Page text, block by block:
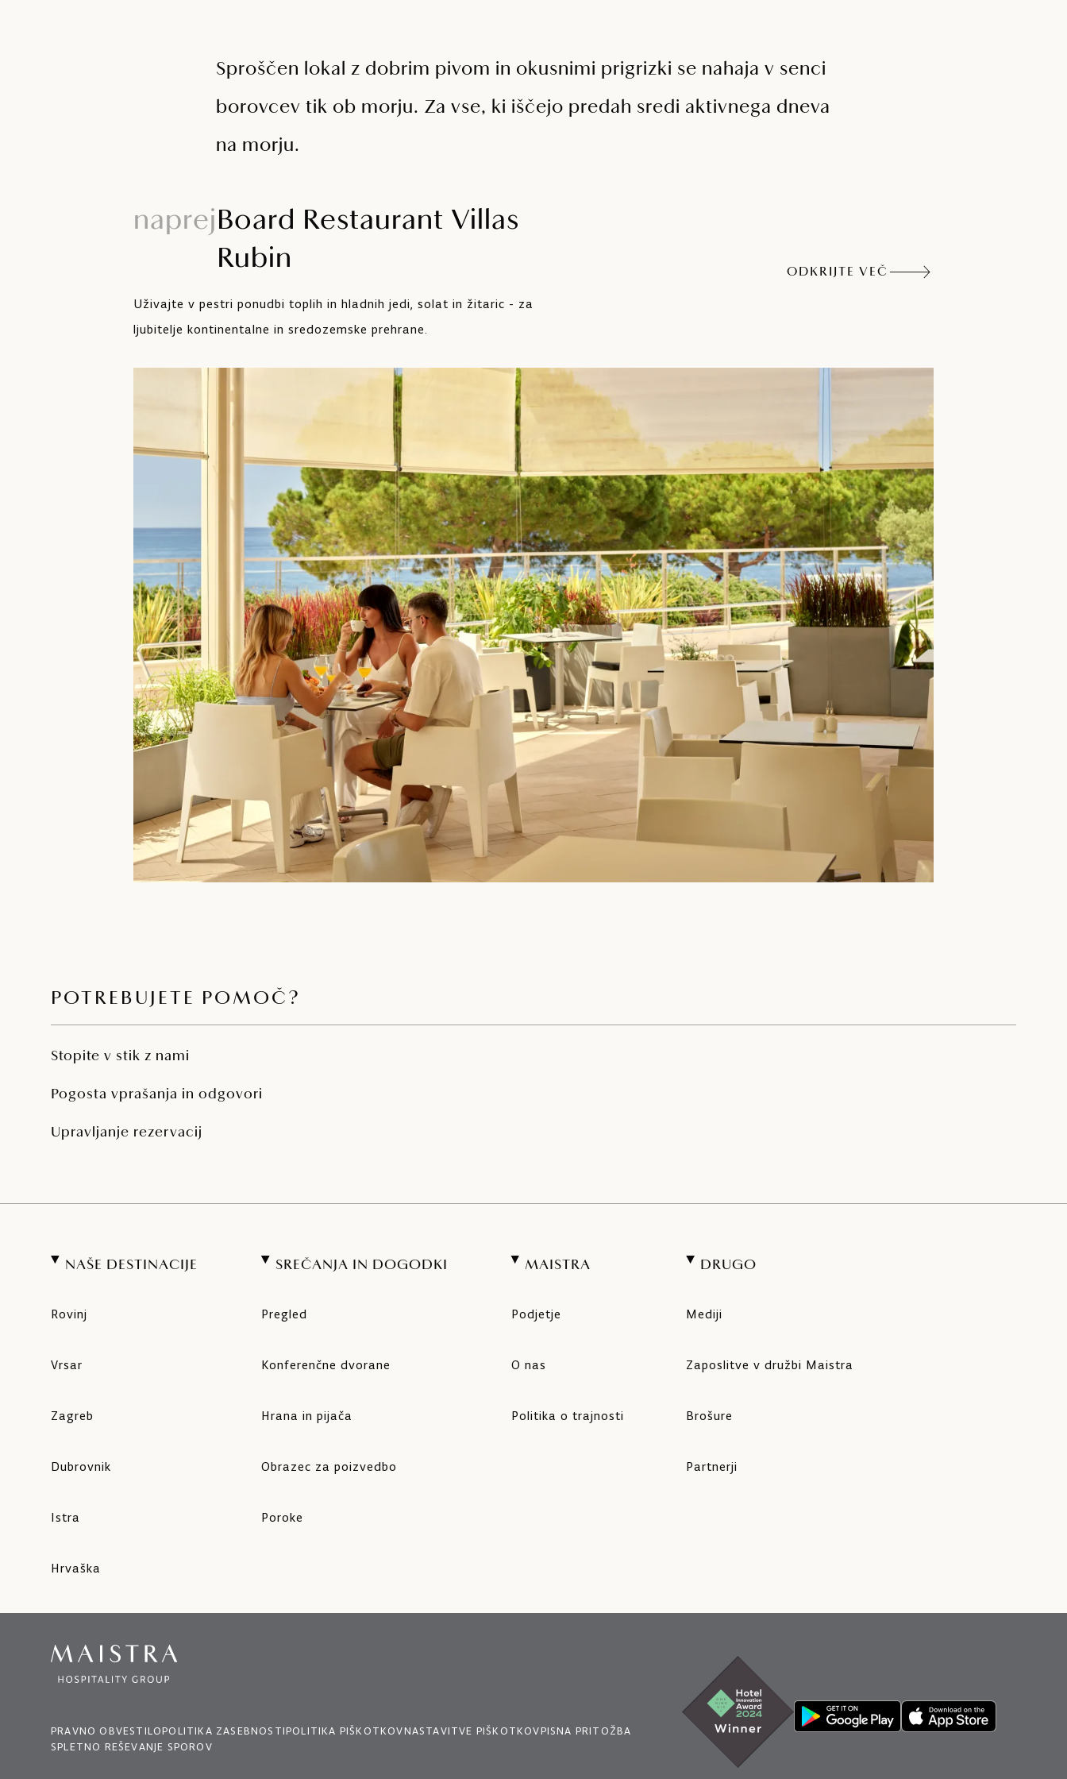
Sproščen lokal z dobrim pivom in okusnimi prigrizki se nahaja v senci
borovcev tik ob morju. Za vse, ki iščejo predah sredi aktivnega dneva
na morju.
naprejBoard Restaurant Villas
Rubin
Uživajte v pestri ponudbi toplih in hladnih jedi, solat in žitaric - za
ljubitelje kontinentalne in sredozemske prehrane.
ODKRIJTE VEČ
POTREBUJETE POMOČ?
Stopite v stik z nami
Pogosta vprašanja in odgovori
Upravljanje rezervacij
NAŠE DESTINACIJE
Rovinj
Vrsar
Zagreb
Dubrovnik
Istra
Hrvaška
SREČANJA IN DOGODKI
Pregled
Konferenčne dvorane
Hrana in pijača
Obrazec za poizvedbo
Poroke
MAISTRA
Podjetje
O nas
Politika o trajnosti
DRUGO
Mediji
Zaposlitve v družbi Maistra
Brošure
Partnerji
PRAVNO OBVESTILOPOLITIKA ZASEBNOSTIPOLITIKA PIŠKOTKOVNASTAVITVE PIŠKOTKOVPISNA PRITOŽBA
SPLETNO REŠEVANJE SPOROV